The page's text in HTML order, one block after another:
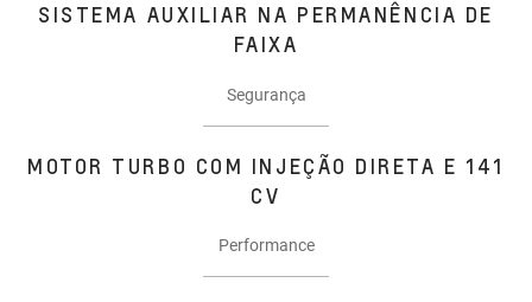
SISTEMA AUXILIAR NA PERMANÊNCIA DE
FAIXA
Segurança
MOTOR TURBO COM INJEÇÃO DIRETA E 141
CV
Performance